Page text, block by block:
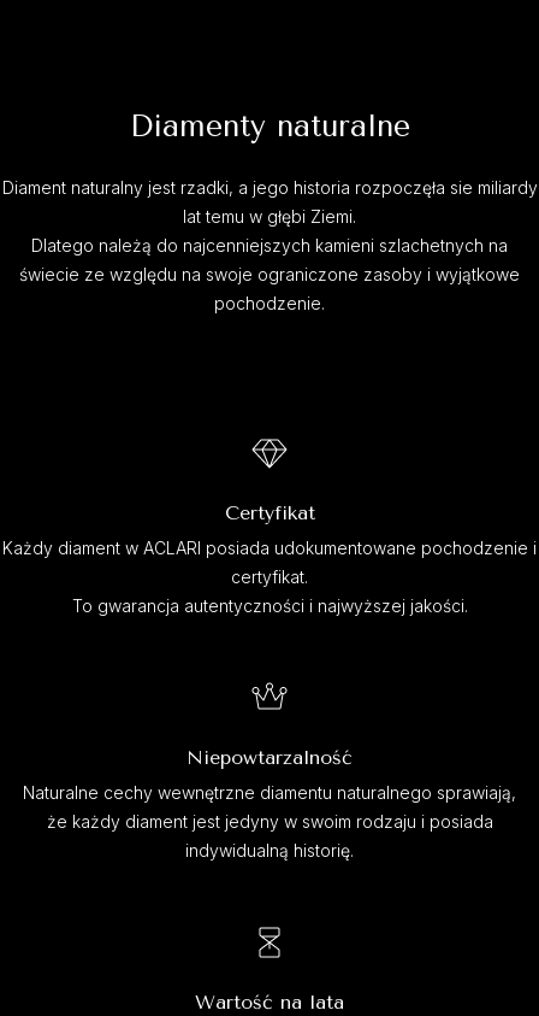
Diamenty naturalne
Diament naturalny jest rzadki, a jego historia rozpoczęła sie miliardy
lat temu w głębi Ziemi.
Dlatego należą do najcenniejszych kamieni szlachetnych na
świecie ze względu na swoje ograniczone zasoby i wyjątkowe
pochodzenie.
Certyfikat
Każdy diament w ACLARI posiada udokumentowane pochodzenie i
certyfikat.
To gwarancja autentyczności i najwyższej jakości.
Niepowtarzalność
Naturalne cechy wewnętrzne diamentu naturalnego sprawiają,
że każdy diament jest jedyny w swoim rodzaju i posiada
indywidualną historię.
Wartość na lata